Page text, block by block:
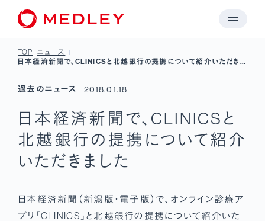
TOP
ニュース
日本経済新聞で、CLINICSと北越銀行の提携について紹介いただきま
過去のニュース 2018.01.18
日本経済新聞で、CLINICSと
北越銀行の提携について紹介
いただきました
日本経済新聞（新潟版・電子版）で、オンライン診療ア
プリ「CLINICS 」と北越銀行の提携について紹介いた